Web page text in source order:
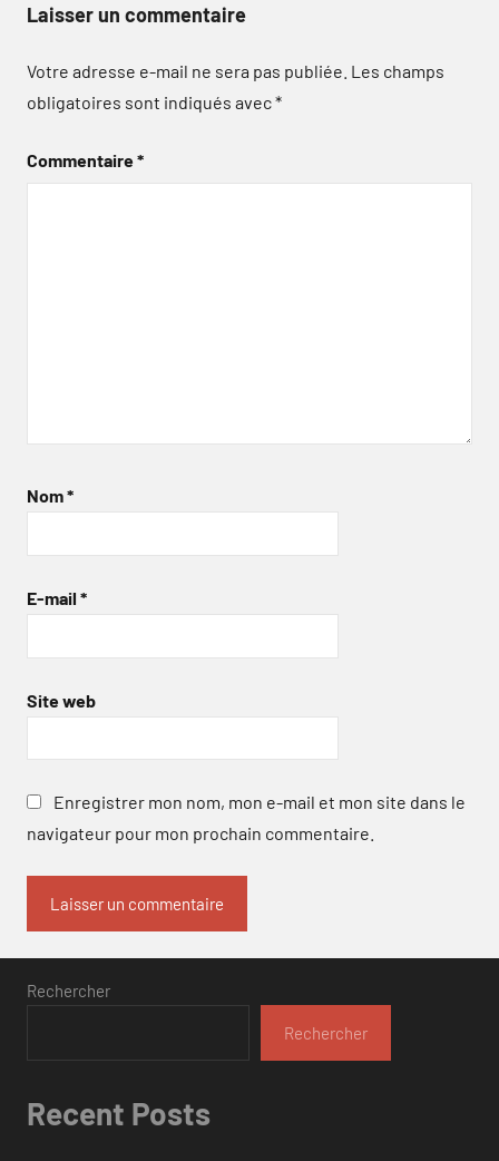
Laisser un commentaire
Votre adresse e-mail ne sera pas publiée. Les champs
obligatoires sont indiqués avec*
Commentaire*
Nom*
E-mail *
Site web
Enregistrer mon nom, mon e-mail et mon site dans le
navigateur pour mon prochain commentaire.
Rechercher
Rechercher
Recent Posts